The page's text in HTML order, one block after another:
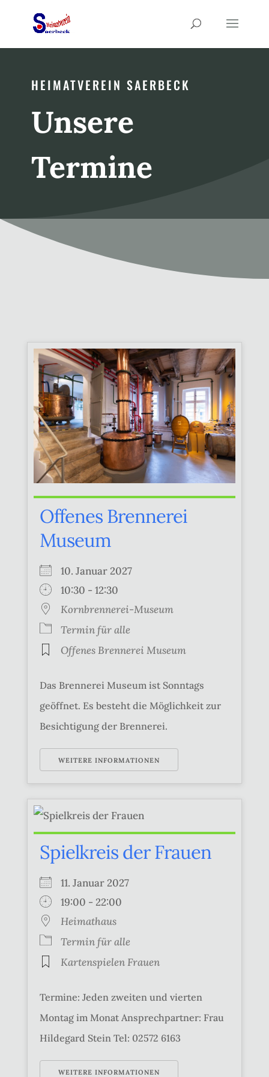
HEIMATVEREIN SAERBECK
Unsere
Termine
Offenes Brennerei
Museum
10. Januar 2027
10:30 - 12:30
Kornbrennerei-Museum
Termin für alle
Offenes Brennerei Museum
Das Brennerei Museum ist Sonntags
geöffnet. Es besteht die Möglichkeit zur
Besichtigung der Brennerei.
WEITERE INFORMATIONEN
Spielkreis der Frauen
11. Januar 2027
19:00 - 22:00
Heimathaus
Termin für alle
Kartenspielen Frauen
Termine: Jeden zweiten und vierten
Montag im Monat Ansprechpartner: Frau
Hildegard Stein Tel: 02572 6163
WEITERE INFORMATIONEN